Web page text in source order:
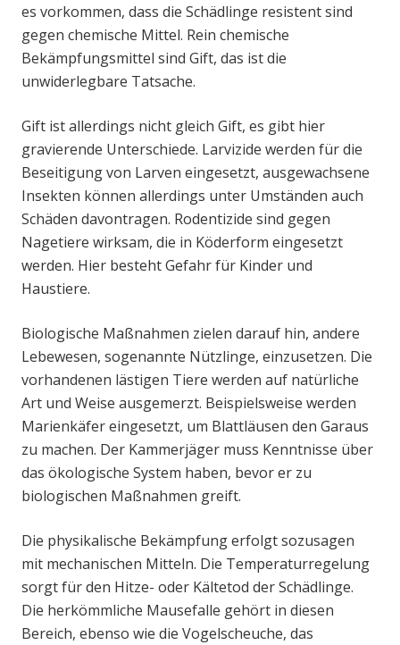
es vorkommen, dass die Schädlinge resistent sind
gegen chemische Mittel. Rein chemische
Bekämpfungsmittel sind Gift, das ist die
unwiderlegbare Tatsache.
Gift ist allerdings nicht gleich Gift, es gibt hier
gravierende Unterschiede. Larvizide werden für die
Beseitigung von Larven eingesetzt, ausgewachsene
Insekten können allerdings unter Umständen auch
Schäden davontragen. Rodentizide sind gegen
Nagetiere wirksam, die in Köderform eingesetzt
werden. Hier besteht Gefahr für Kinder und
Haustiere.
Biologische Maßnahmen zielen darauf hin, andere
Lebewesen, sogenannte Nützlinge, einzusetzen. Die
vorhandenen lästigen Tiere werden auf natürliche
Art und Weise ausgemerzt. Beispielsweise werden
Marienkäfer eingesetzt, um Blattläusen den Garaus
zu machen. Der Kammerjäger muss Kenntnisse über
das ökologische System haben, bevor er zu
biologischen Maßnahmen greift.
Die physikalische Bekämpfung erfolgt sozusagen
mit mechanischen Mitteln. Die Temperaturregelung
sorgt für den Hitze- oder Kältetod der Schädlinge.
Die herkömmliche Mausefalle gehört in diesen
Bereich, ebenso wie die Vogelscheuche, das